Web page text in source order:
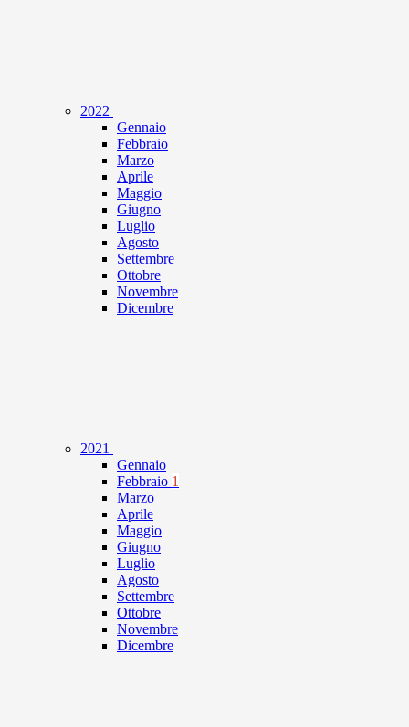
2022
Gennaio
Febbraio
Marzo
Aprile
Maggio
Giugno
Luglio
Agosto
Settembre
Ottobre
Novembre
Dicembre
2021
Gennaio
Febbraio 1
Marzo
Aprile
Maggio
Giugno
Luglio
Agosto
Settembre
Ottobre
Novembre
Dicembre